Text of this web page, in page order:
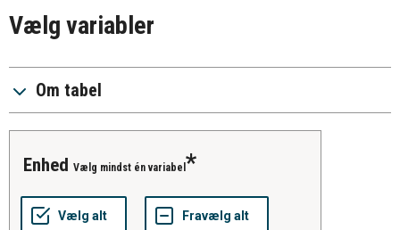
Vælg variabler
Om tabel
enhed Vælg mindst én variabel